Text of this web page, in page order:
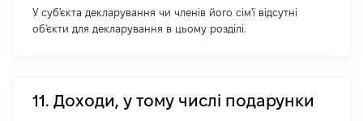
У суб'єкта декларування чи членів його сім'ї відсутні
об'єкти для декларування в цьому розділі.
11. Доходи, у тому числі подарунки